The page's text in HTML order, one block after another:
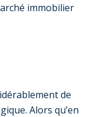
immobilier
de
Alors qu’en